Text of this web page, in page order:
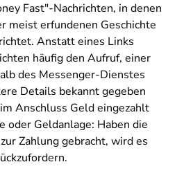
Fast"-Nachrichten, in denen
meist erfundenen Geschichte
Anstatt eines Links
häufig den Aufruf, einer
des Messenger-Dienstes
Details bekannt gegeben
Anschluss Geld eingezahlt
oder Geldanlage: Haben die
Zahlung gebracht, wird es